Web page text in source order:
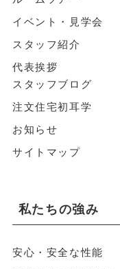
イベント・見学会
スタッフ紹介
代表挨拶
スタッフブログ
注文住宅初耳学
お知らせ
サイトマップ
私たちの強み
安心・安全な性能